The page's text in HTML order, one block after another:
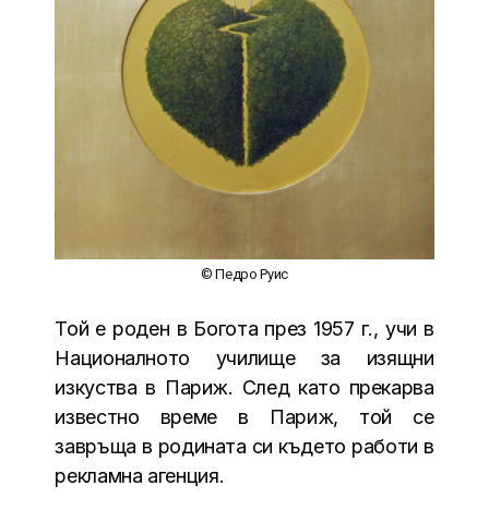
© Педро Руис
Той е роден в Богота през 1957 г., учи в
Националното училище за изящни
изкуства в Париж. След като прекарва
известно време в Париж, той се
завръща в родината си където работи в
рекламна агенция.